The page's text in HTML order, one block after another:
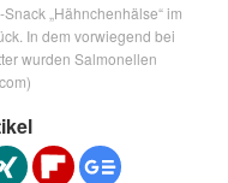
„Hähnchenhälse“ im
In dem vorwiegend bei
wurden Salmonellen